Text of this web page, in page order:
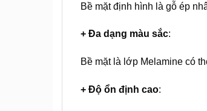
Bề mặt định hình là gỗ ép
+ Đa dạng màu sắc:
Bề mặt là lớp Melamine có
+ Độ ổn định cao: